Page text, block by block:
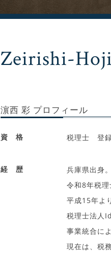
Zeirishi-
濵西 彩 プロフィール
資 格 税理士 登
経 歴
兵庫県出身
令和8年税理
平成15年よ
税理士法人
事業統合に
現在は、税